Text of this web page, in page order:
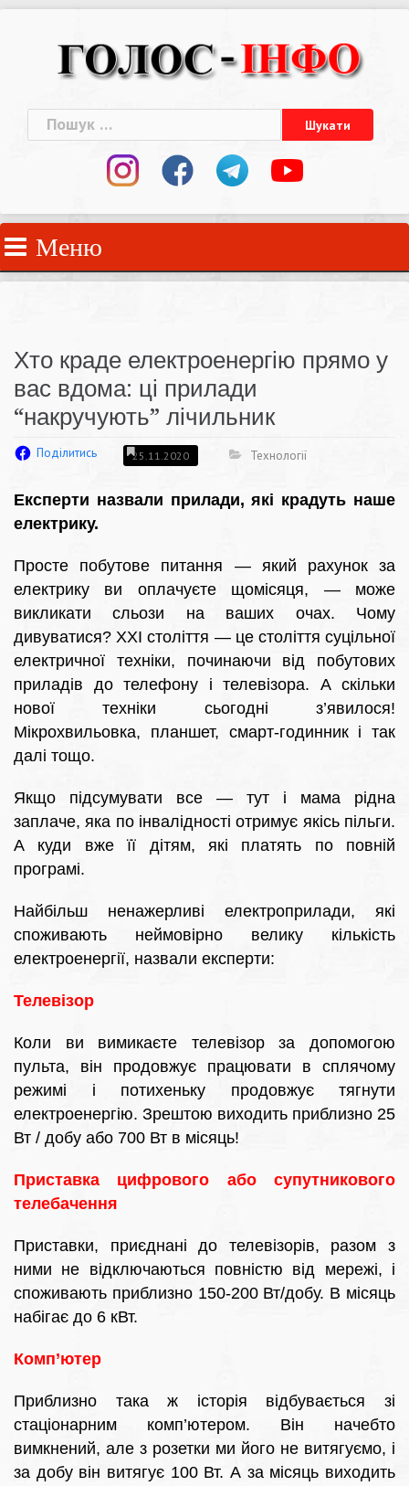
Пошук:
Меню
Хто краде електроенергію прямо у
вас вдома: ці прилади
“накручують” лічильник
Поділитись 25.11.2020 Технології
Експерти назвали прилади, які крадуть наше
електрику.
Просте побутове питання — який рахунок за
електрику ви оплачуєте щомісяця, — може
викликати сльози на ваших очах. Чому
дивуватися? XXI століття — це століття суцільної
електричної техніки, починаючи від побутових
приладів до телефону і телевізора. А скільки
нової техніки сьогодні з’явилося!
Мікрохвильовка, планшет, смарт-годинник і так
далі тощо.
Якщо підсумувати все — тут і мама рідна
заплаче, яка по інвалідності отримує якісь пільги.
А куди вже її дітям, які платять по повній
програмі.
Найбільш ненажерливі електроприлади, які
споживають неймовірно велику кількість
електроенергії, назвали експерти:
Телевізор
Коли ви вимикаєте телевізор за допомогою
пульта, він продовжує працювати в сплячому
режимі і потихеньку продовжує тягнути
електроенергію. Зрештою виходить приблизно 25
Вт / добу або 700 Вт в місяць!
Приставка цифрового або супутникового
телебачення
Приставки, приєднані до телевізорів, разом з
ними не відключаються повністю від мережі, і
споживають приблизно 150-200 Вт/добу. В місяць
набігає до 6 кВт.
Комп’ютер
Приблизно така ж історія відбувається зі
стаціонарним комп’ютером. Він начебто
вимкнений, але з розетки ми його не витягуємо, і
за добу він витягує 100 Вт. А за місяць виходить